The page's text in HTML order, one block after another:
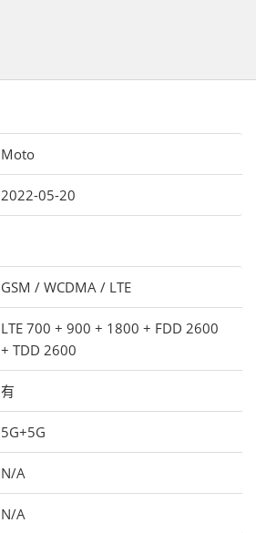
Moto
2022-05-20
GSM / WCDMA / LTE
LTE 700 + 900 + 1800 + FDD 2600
+ TDD 2600
有
5G+5G
N/A
N/A